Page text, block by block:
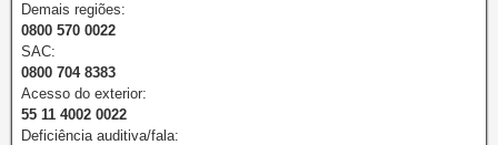
Demais regiões:
0800 570 0022
SAC:
0800 704 8383
Acesso do exterior:
55 11 4002 0022
Deficiência auditiva/fala: